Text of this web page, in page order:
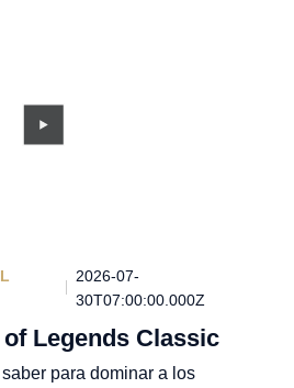
2026-07-
30T07:00:00.000Z
Legends Classic
para dominar a los